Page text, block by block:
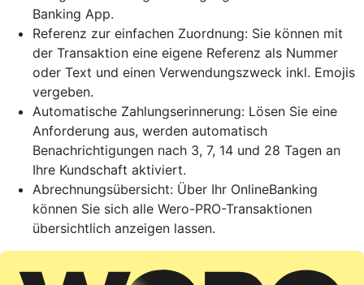
Banking App.
Referenz zur einfachen Zuordnung: Sie können mit
der Transaktion eine eigene Referenz als Nummer
oder Text und einen Verwendungszweck inkl. Emojis
vergeben.
Automatische Zahlungserinnerung: Lösen Sie eine
Anforderung aus, werden automatisch
Benachrichtigungen nach 3, 7, 14 und 28 Tagen an
Ihre Kundschaft aktiviert.
Abrechnungsübersicht: Über Ihr OnlineBanking
können Sie sich alle Wero-PRO-Transaktionen
übersichtlich anzeigen lassen.